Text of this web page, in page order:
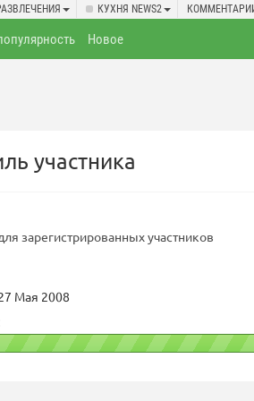
КУХНЯ NEWS2
Новое
участника
зарегистрированных участников
Мая 2008